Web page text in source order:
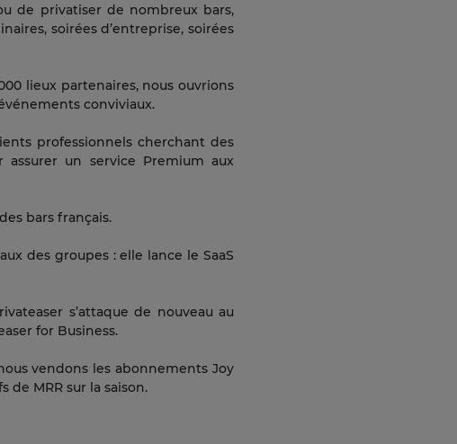
de privatiser de nombreux bars,
soirées d’entreprise, soirées
lieux partenaires, nous ouvrions
conviviaux.
professionnels cherchant des
assurer un service Premium aux
bars français.
des groupes : elle lance le SaaS
s’attaque de nouveau au
for Business.
vendons les abonnements Joy
de MRR sur la saison.